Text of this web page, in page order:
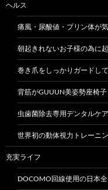
ヘルス
痛風・尿酸値・プリン体が
朝起きれないお子様の為に
巻き爪をしっかりガードし
背筋がGUUUN美姿勢座椅子
虫歯菌除去専用デンタルケア
世界初の動体視力トレーニ
充実ライフ
DOCOMO回線使用の日本